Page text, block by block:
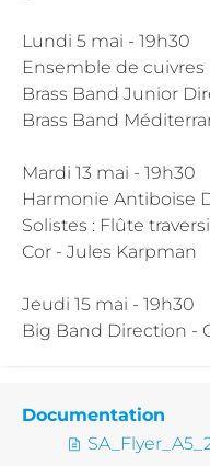
Lundi 5 mai - 19h30
Ensemble de
Brass Band Junior
Brass Band
Mardi 13 mai - 19h30
Harmonie Antiboise
Solistes : Flûte
Cor - Jules Karpman
Jeudi 15 mai - 19h30
Big Band Direction -
Documentation